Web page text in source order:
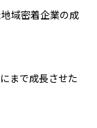
域密着企業の成
まで成長させた